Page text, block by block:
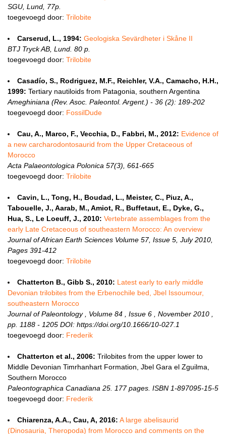
SGU, Lund, 77p.
toegevoegd door: Trilobite
Carserud, L., 1994: Geologiska Sevärdheter i Skåne II
BTJ Tryck AB, Lund. 80 p.
toegevoegd door: Trilobite
Casadío, S., Rodriguez, M.F., Reichler, V.A., Camacho, H.H.,
1999: Tertiary nautiloids from Patagonia, southern Argentina
Ameghiniana (Rev. Asoc. Paleontol. Argent.) - 36 (2): 189-202
toegevoegd door: FossilDude
Cau, A., Marco, F., Vecchia, D., Fabbri, M., 2012: Evidence of
a new carcharodontosaurid from the Upper Cretaceous of
Morocco
Acta Palaeontologica Polonica 57(3), 661-665
toegevoegd door: Trilobite
Cavin, L., Tong, H., Boudad, L., Meister, C., Piuz, A.,
Tabouelle, J., Aarab, M., Amiot, R., Buffetaut, E., Dyke, G.,
Hua, S., Le Loeuff, J., 2010: Vertebrate assemblages from the
early Late Cretaceous of southeastern Morocco: An overview
Journal of African Earth Sciences Volume 57, Issue 5, July 2010,
Pages 391-412
toegevoegd door: Trilobite
Chatterton B., Gibb S., 2010: Latest early to early middle
Devonian trilobites from the Erbenochile bed, Jbel Issoumour,
southeastern Morocco
Journal of Paleontology , Volume 84 , Issue 6 , November 2010 ,
pp. 1188 - 1205 DOI: https://doi.org/10.1666/10-027.1
toegevoegd door: Frederik
Chatterton et al., 2006: Trilobites from the upper lower to
Middle Devonian Timrhanhart Formation, Jbel Gara el Zguilma,
Southern Morocco
Paleontographica Canadiana 25. 177 pages. ISBN 1-897095-15-5
toegevoegd door: Frederik
Chiarenza, A.A., Cau, A, 2016: A large abelisaurid
(Dinosauria, Theropoda) from Morocco and comments on the